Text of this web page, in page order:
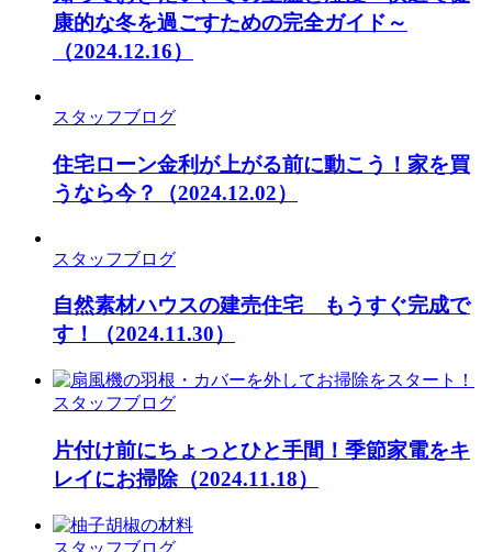
康的な冬を過ごすための完全ガイド～
（2024.12.16）
スタッフブログ
住宅ローン金利が上がる前に動こう！家を買
うなら今？
（2024.12.02）
スタッフブログ
自然素材ハウスの建売住宅 もうすぐ完成で
す！
（2024.11.30）
スタッフブログ
片付け前にちょっとひと手間！季節家電をキ
レイにお掃除（2024.11.18）
スタッフブログ